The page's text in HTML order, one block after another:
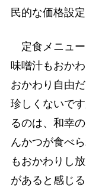
民的な価格設
定食メニュー
味噌汁もおか
おかわり自由
珍しくないで
るのは、和幸
んかつが食べ
もおかわりし
があると感じ